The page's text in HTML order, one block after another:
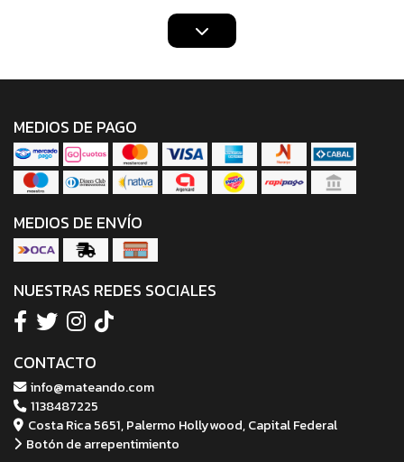
MEDIOS DE PAGO
MEDIOS DE ENVÍO
NUESTRAS REDES SOCIALES
CONTACTO
info@mateando.com
1138487225
Costa Rica 5651, Palermo Hollywood, Capital Federal
Botón de arrepentimiento